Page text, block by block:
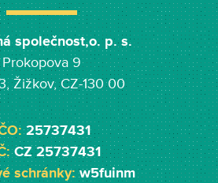
společnost,o. p. s.
Prokopova 9
Žižkov, CZ-130 00
25737431
CZ 25737431
schránky:w5fuinm